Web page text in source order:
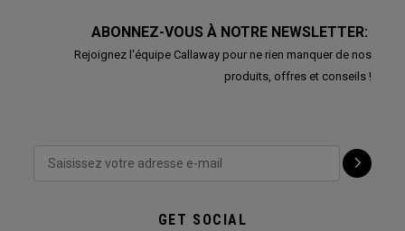
ABONNEZ-VOUS À NOTRE NEWSLETTER:
Rejoignez l'équipe Callaway pour ne rien manquer de nos
produits, offres et conseils !
GET SOCIAL